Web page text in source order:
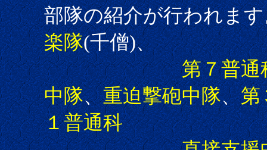
部隊の紹介が行われま
楽隊(千僧)、
第７普通
中隊、重迫撃砲中隊、第
１普通科